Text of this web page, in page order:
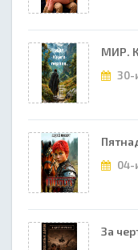
МИР.
30-
04-
За